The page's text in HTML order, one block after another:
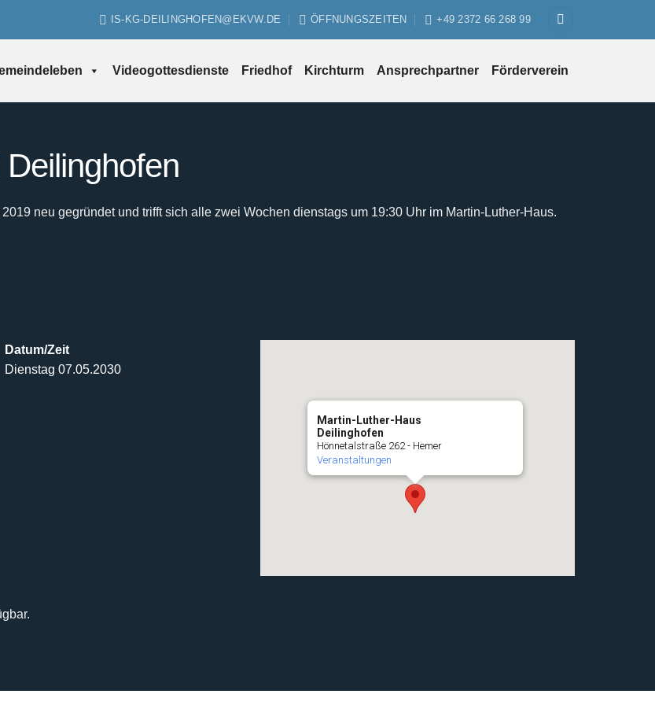
IS-KG-DEILINGHOFEN@EKVW.DE ÖFFNUNGSZEITEN +49 2372 66 268 99
Videogottesdienste Friedhof Kirchturm Ansprechpartner Förderverein
neu gegründet und trifft sich alle zwei Wochen dienstags um 19:30 Uhr im Martin-Luther-Haus.
Martin-Luther-Haus
Deilinghofen
Hönnetalstraße 262 - Hemer
Veranstaltungen
Datum/Zeit
Dienstag 07.05.2030